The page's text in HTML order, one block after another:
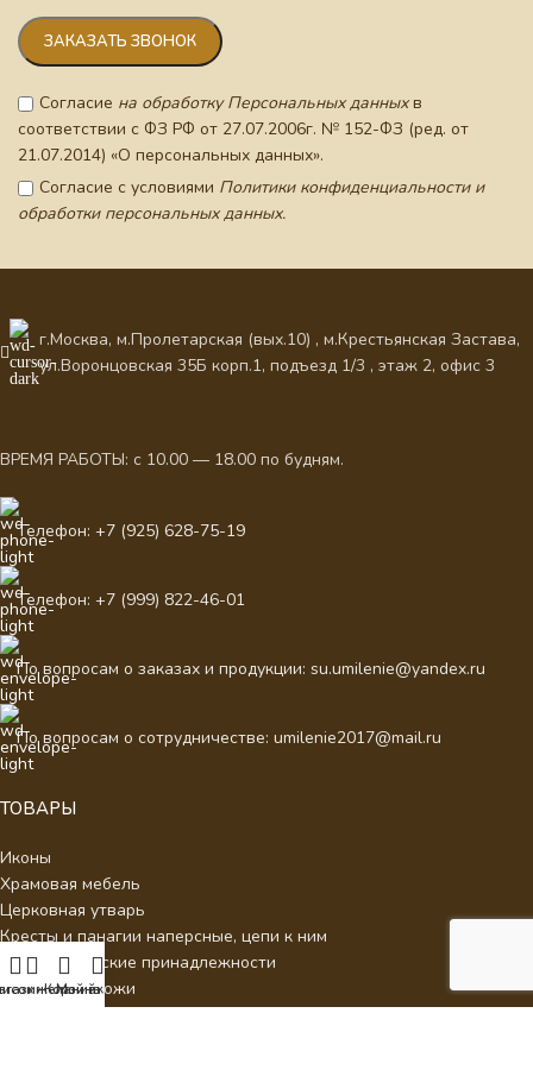
Согласие на обработку Персональных данныхв
соответствии с ФЗ РФ от 27.07.2006г. № 152-ФЗ (ред. от
21.07.2014) «О персональных данных».
Согласие с условиями Политики конфиденциальности и
обработки персональных данных.
г.Москва, м.Пролетарская (вых.10) , м.Крестьянская Застава,
ул.Воронцовская 35Б корп.1, подъезд 1/3 , этаж 2, офис 3
ВРЕМЯ РАБОТЫ: с 10.00 — 18.00 по будням.
Телефон: +7 (925) 628-75-19
Телефон: +7 (999) 822-46-01
По вопросам о заказах и продукции: su.umilenie@yandex.ru
По вопросам о сотрудничестве: umilenie2017@mail.ru
ТОВАРЫ
Иконы
Храмовая мебель
Церковная утварь
Кресты и панагии наперсные, цепи к ним
Евхаристические принадлежности
Подарки из кожи
желаний
Корзина
Мой аккаунт